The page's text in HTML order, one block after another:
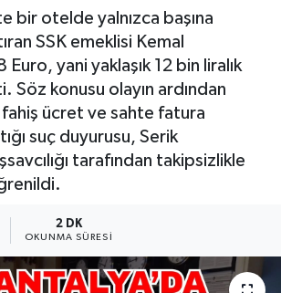
bir otelde yalnızca başına
SSK emeklisi Kemal
yani yaklaşık 12 bin liralık
Söz konusu olayın ardından
fahiş ücret ve sahte fatura
suç duyurusu, Serik
tarafından takipsizlikle
2 DK
OKUNMA SÜRESI
Haberleri